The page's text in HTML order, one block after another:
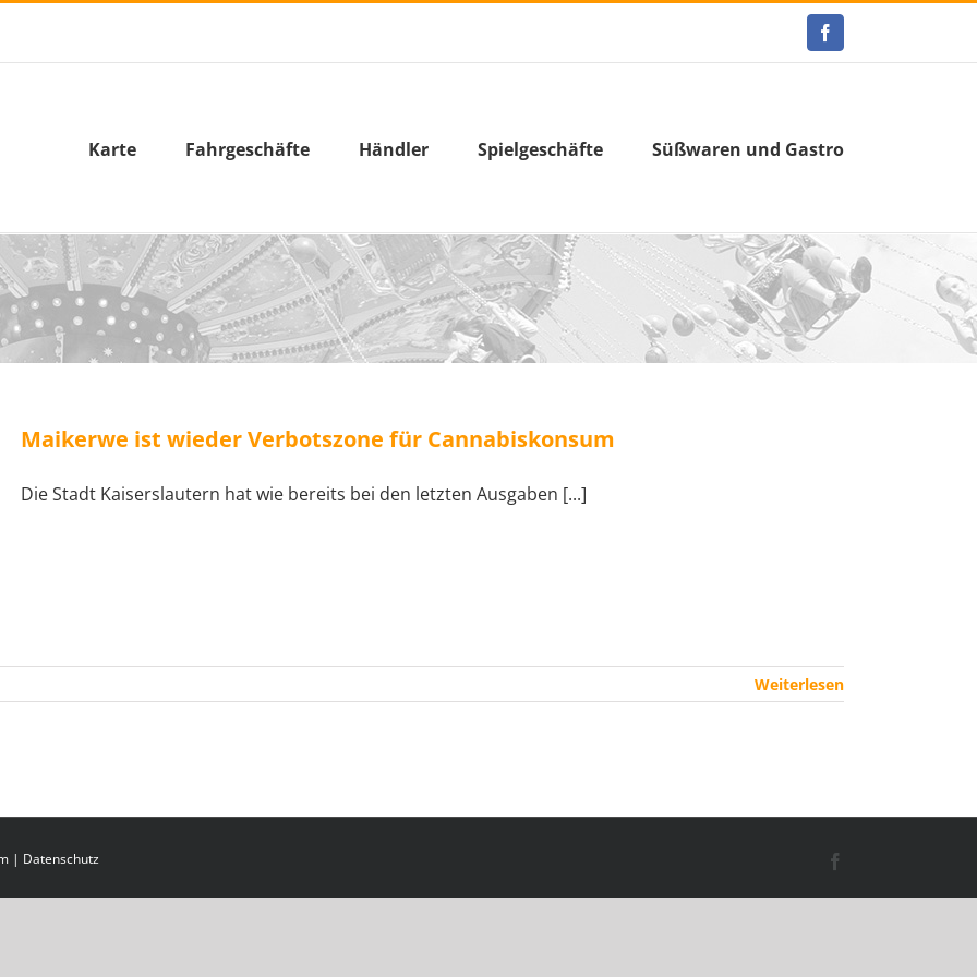
Facebook
Karte Fahrgeschäfte Händler Spielgeschäfte Süßwaren und Gastro
Maikerwe ist wieder Verbotszone für Cannabiskonsum
Die Stadt Kaiserslautern hat wie bereits bei den letzten Ausgaben [...]
Weiterlesen
| Datenschutz